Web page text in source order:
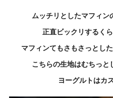
ムッチリとしたマフィン
正直ビックリするく
マフィンてもさもさっとし
こちらの生地はむちっと
ヨーグルトはカ